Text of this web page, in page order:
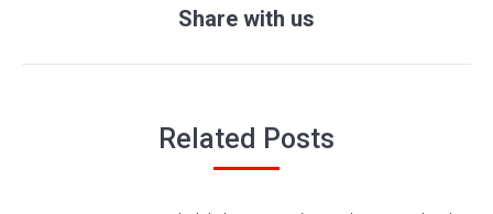
Publicación
siguiente:
Share with us
Related Posts